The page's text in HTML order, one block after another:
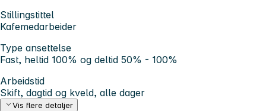
Stillingstittel
Kafemedarbeider
Type ansettelse
Fast, heltid 100% og deltid 50% - 100%
Arbeidstid
Skift, dagtid og kveld, alle dager
Vis flere detaljer